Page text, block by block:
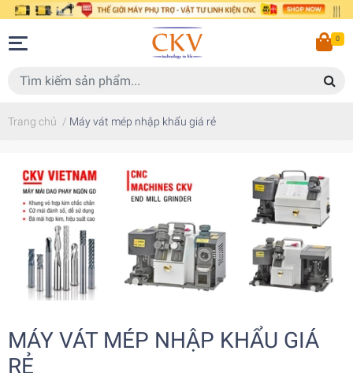
0
Trang chủ / Máy vát mép nhập khẩu giá rẻ
MÁY VÁT MÉP NHẬP KHẨU GIÁ
RẺ